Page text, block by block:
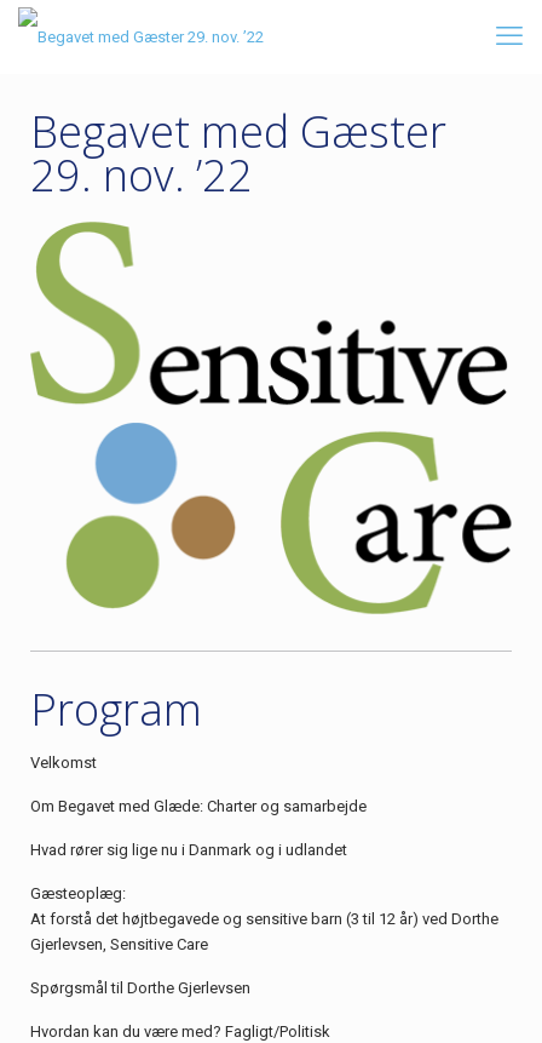
Begavet med Gæster
29. nov. ’22
Program
Velkomst
Om Begavet med Glæde: Charter og samarbejde
Hvad rører sig lige nu i Danmark og i udlandet
Gæsteoplæg:
At forstå det højtbegavede og sensitive barn (3 til 12 år) ved Dorthe
Gjerlevsen, Sensitive Care
Spørgsmål til Dorthe Gjerlevsen
Hvordan kan du være med? Fagligt/Politisk